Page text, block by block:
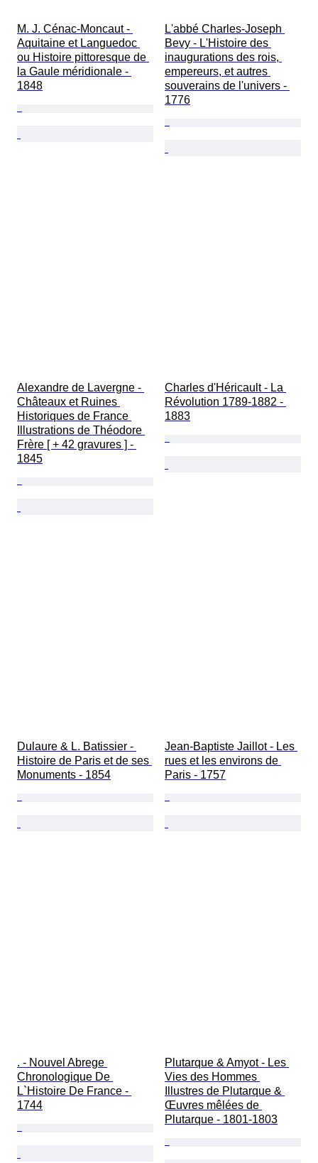
M. J. Cénac-Moncaut -
Aquitaine et Languedoc
ou Histoire pittoresque de
la Gaule méridionale -
1848
L'abbé Charles-Joseph
Bevy - L'Histoire des
inaugurations des rois,
empereurs, et autres
souverains de l'univers -
1776
Alexandre de Lavergne -
Châteaux et Ruines
Historiques de France
Illustrations de Théodore
Frère [ + 42 gravures ] -
1845
Charles d'Héricault - La
Révolution 1789-1882 -
1883
Dulaure & L. Batissier -
Histoire de Paris et de ses
Monuments - 1854
Jean-Baptiste Jaillot - Les
rues et les environs de
Paris - 1757
. - Nouvel Abrege
Chronologique De
L`Histoire De France -
1744
Plutarque & Amyot - Les
Vies des Hommes
Illustres de Plutarque &
Œuvres mêlées de
Plutarque - 1801-1803